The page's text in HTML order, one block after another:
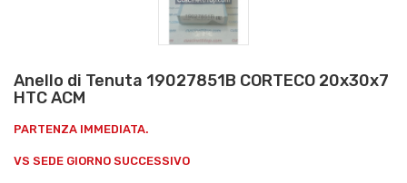
Anello di Tenuta 19027851B CORTECO 20x30x7
HTC ACM
PARTENZA IMMEDIATA.
VS SEDE GIORNO SUCCESSIVO